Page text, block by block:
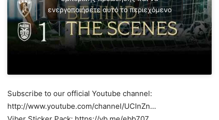
ενεργοποιήσετε αυτό το περιεχόμενο
Subscribe to our official Youtube channel:
http://www.youtube.com/channel/UCInZn…